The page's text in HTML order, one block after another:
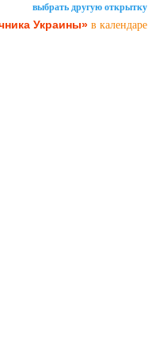
выбрать другую открытку
Украины» в календаре